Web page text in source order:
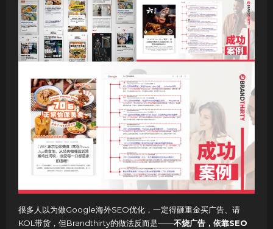
很多人以为做Google海外SEO优化，一定得砸重金买广告、请
KOL带货，但Brandthirty的做法反而是——不烧广告，依靠SEO